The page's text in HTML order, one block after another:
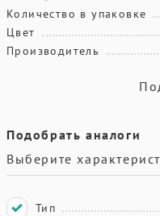
Количество в упаковке
Цвет
Производитель
Подобрать аналоги
Выберите
Тип